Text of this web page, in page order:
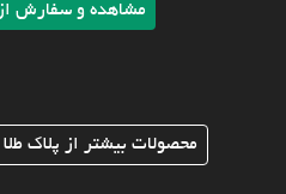
مشاهده و سفارش
محصولات بیشتر از پلاک